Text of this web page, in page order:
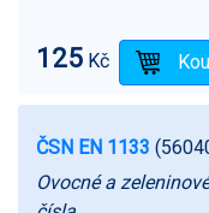
125 Kč
ČSN EN 1133
Ovocné a